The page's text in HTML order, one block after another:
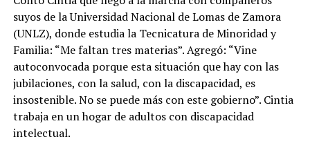
suyos de la Universidad Nacional de Lomas de Zamora
(UNLZ), donde estudia la Tecnicatura de Minoridad y
Familia: “Me faltan tres materias”. Agregó: “Vine
autoconvocada porque esta situación que hay con las
jubilaciones, con la salud, con la discapacidad, es
insostenible. No se puede más con este gobierno”. Cintia
trabaja en un hogar de adultos con discapacidad
intelectual.